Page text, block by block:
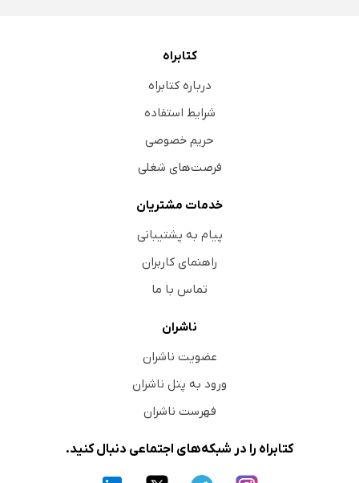
کتابراه
درباره کتابراه
شرایط استفاده
حریم خصوصی
فرصت‌های شغلی
خدمات مشتریان
پیام به پشتیبانی
راهنمای کاربران
تماس با ما
ناشران
عضویت ناشران
ورود به پنل ناشران
فهرست ناشران
کتابراه را در شبکه‌های اجتماعی دنبال کنید.